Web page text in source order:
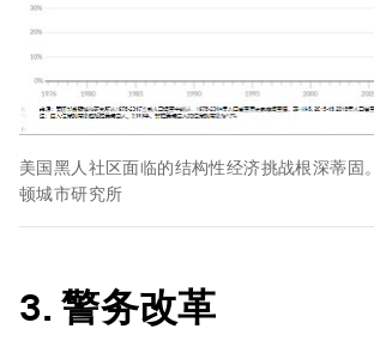
美国黑人社区面临的结构性经济挑战根深蒂固。
顿城市研究所
3. 警务改革